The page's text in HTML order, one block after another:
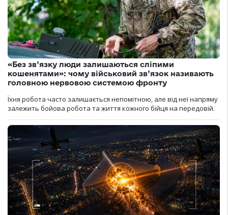
«Без зв’язку люди залишаються сліпими
кошенятами»: чому військовий зв’язок називають
головною нервовою системою фронту
Їхня робота часто залишається непомітною, але від неї напряму
залежить бойова робота та життя кожного бійця на передовій.